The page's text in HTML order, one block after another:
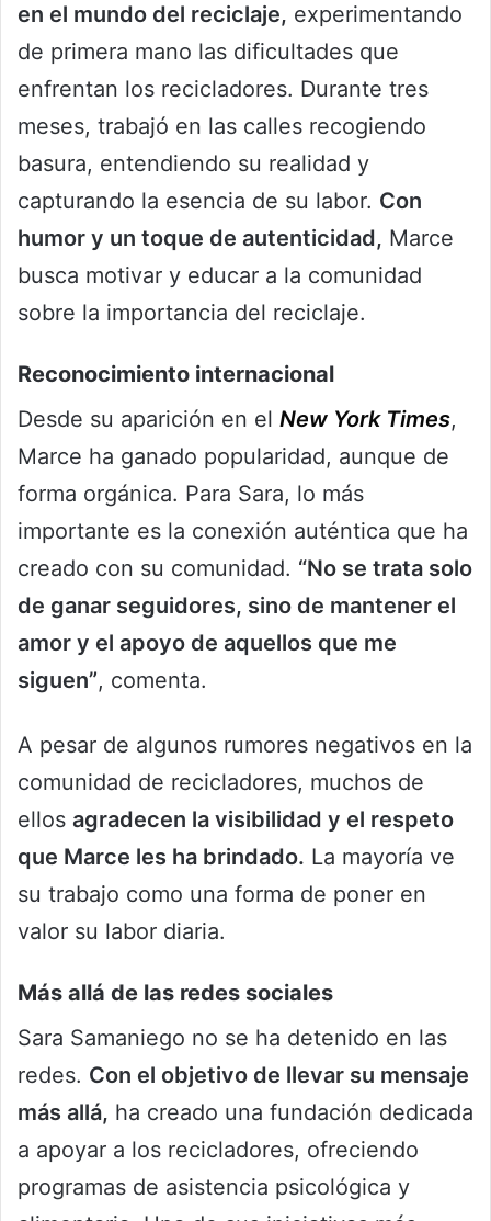
en el mundo del reciclaje, experimentando
de primera mano las dificultades que
enfrentan los recicladores. Durante tres
meses, trabajó en las calles recogiendo
basura, entendiendo su realidad y
capturando la esencia de su labor. Con
humor y un toque de autenticidad, Marce
busca motivar y educar a la comunidad
sobre la importancia del reciclaje.
Reconocimiento internacional
Desde su aparición en el New York Times,
Marce ha ganado popularidad, aunque de
forma orgánica. Para Sara, lo más
importante es la conexión auténtica que ha
creado con su comunidad. “No se trata solo
de ganar seguidores, sino de mantener el
amor y el apoyo de aquellos que me
siguen”, comenta.
A pesar de algunos rumores negativos en la
comunidad de recicladores, muchos de
ellos agradecen la visibilidad y el respeto
que Marce les ha brindado. La mayoría ve
su trabajo como una forma de poner en
valor su labor diaria.
Más allá de las redes sociales
Sara Samaniego no se ha detenido en las
redes. Con el objetivo de llevar su mensaje
más allá, ha creado una fundación dedicada
a apoyar a los recicladores, ofreciendo
programas de asistencia psicológica y